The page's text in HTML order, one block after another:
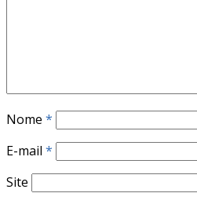
Nome *
E-mail *
Site